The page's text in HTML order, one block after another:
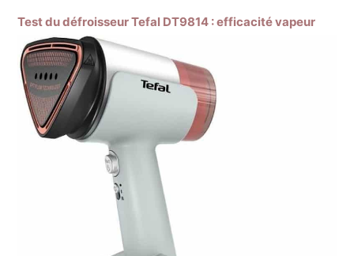
Test du défroisseur Tefal DT9814 : efficacité vapeur